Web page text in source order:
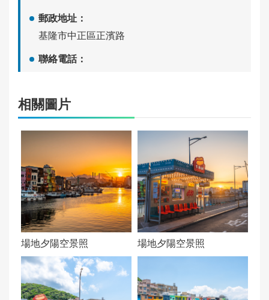
資
公
開
郵政地址：
基隆市中正區正濱路
聯絡電話：
營運時間：
每日營運
1.自行開車：導航正濱漁港。
2.公車：
-搭乘基隆市公車 101 號於「和平橋頭(原住民文
化會館)」下車即可抵達。
-103、104 號（經中正路）於「中正路正濱路
口」下車，步行 2 分鐘即可抵達。
-T99 濱海奇基線於「原住民文化會館(正濱漁港)
站」下車。
提供設施資訊：
相關圖片
場地夕陽空景照 場地夕陽空景照